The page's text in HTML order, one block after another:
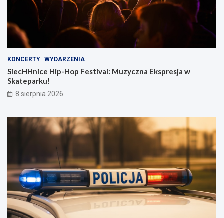
KONCERTY WYDARZENIA
SiecHHnice Hip-Hop Festival: Muzyczna Ekspresja w
Skateparku!
8 sierpnia 2026